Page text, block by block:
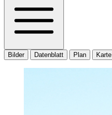
Bilder Datenblatt Plan Karte